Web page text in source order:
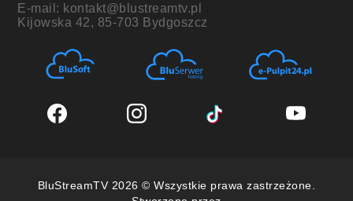
E-mail: kontakt@blustreamtv.pl
Kijowska 42, 85-703 Bydgoszcz
BluStreamTV 2026 © Wszystkie prawa zastrzeżone.